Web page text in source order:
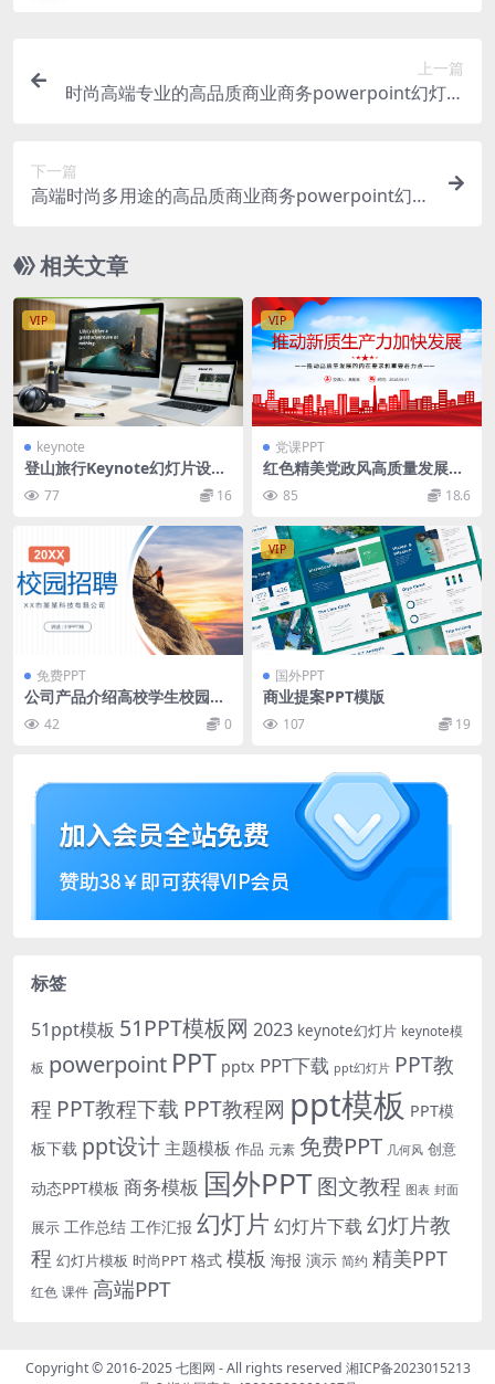
上一篇
时尚高端专业的高品质商业商务powerpoint幻灯片
下一篇
高端时尚多用途的高品质商业商务powerpoint幻灯
相关文章
VIP
keynote
登山旅行Keynote幻灯片设计
模板 Laforest – Modern Key
note Template
77 16
VIP
党课PPT
红色精美党政风高质量发展专
题微党课PPT模板
85 18.6
免费PPT
公司产品介绍高校学生校园招
聘宣讲活动总结PPT模板
42 0
VIP
国外PPT
商业提案PPT模版
107 19
标签
51ppt模板 51PPT模板网 2023 keynote幻灯片 keynote模
板 powerpoint PPT pptx PPT下载 ppt幻灯片 PPT教
程 PPT教程下载 PPT教程网 ppt模板 PPT模
板下载 ppt设计 主题模板 作品 元素 免费PPT 几何风 创意
动态PPT模板 商务模板 国外PPT图文教程 图表 封面
展示 工作总结 工作汇报 幻灯片 幻灯片下载 幻灯片教
程 幻灯片模板 时尚PPT 格式 模板 海报 演示 简约 精美PPT
红色 课件 高端PPT
Copyright © 2016-2025七图网 - All rights reserved 湘ICP备2023015213